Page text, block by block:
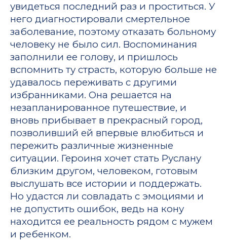
увидеться последний раз и проститься. У
него диагностировали смертельное
заболевание, поэтому отказать больному
человеку не было сил. Воспоминания
заполнили ее голову, и пришлось
вспомнить ту страсть, которую больше не
удавалось переживать с другими
избранниками. Она решается на
незапланированное путешествие, и
вновь прибывает в прекрасный город,
позволивший ей впервые влюбиться и
пережить различные жизненные
ситуации. Героиня хочет стать Руслану
близким другом, человеком, готовым
выслушать все истории и поддержать.
Но удастся ли совладать с эмоциями и
не допустить ошибок, ведь на кону
находится ее реальность рядом с мужем
и ребенком.